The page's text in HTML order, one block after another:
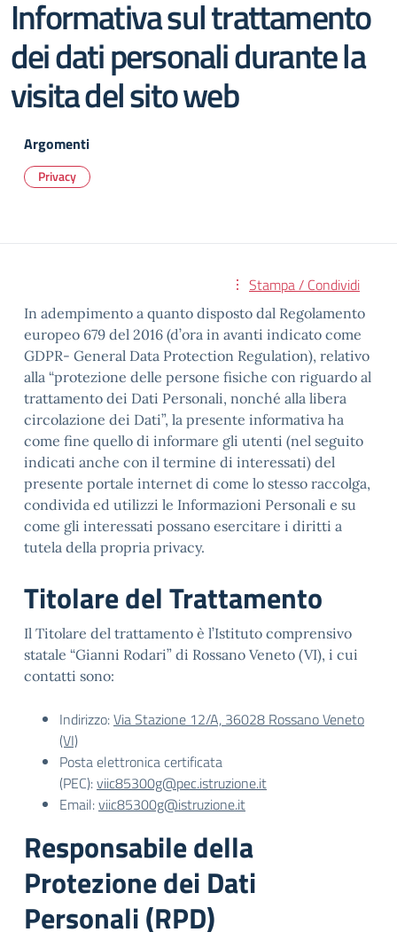
Informativa sul trattamento
dei dati personali durante la
visita del sito web
Argomenti
Privacy
Stampa / Condividi
In adempimento a quanto disposto dal Regolamento
europeo 679 del 2016 (d’ora in avanti indicato come
GDPR- General Data Protection Regulation), relativo
alla “protezione delle persone fisiche con riguardo al
trattamento dei Dati Personali, nonché alla libera
circolazione dei Dati”, la presente informativa ha
come fine quello di informare gli utenti (nel seguito
indicati anche con il termine di interessati) del
presente portale internet di come lo stesso raccolga,
condivida ed utilizzi le Informazioni Personali e su
come gli interessati possano esercitare i diritti a
tutela della propria privacy.
Titolare del Trattamento
Il Titolare del trattamento è l’Istituto comprensivo
statale “Gianni Rodari” di Rossano Veneto (VI), i cui
contatti sono:
Indirizzo:Via Stazione 12/A, 36028 Rossano Veneto
(VI)
Posta elettronica certificata
(PEC):viic85300g@pec.istruzione.it
Email:viic85300g@istruzione.it
Responsabile della
Protezione dei Dati
Personali (RPD)